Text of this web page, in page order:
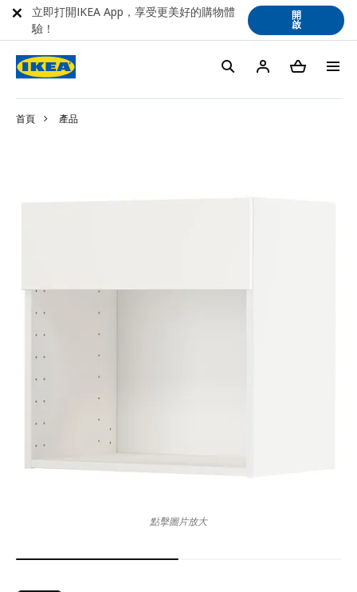
首頁 產品
點擊圖片放大
立即打開IKEA App，享受更美好的購物體
驗！
開
啟